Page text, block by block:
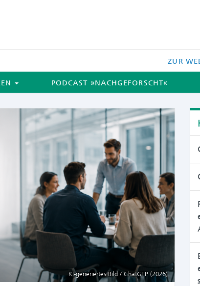
ZUR
PODCAST »NACHGEFORSCHT«
KI-generiertes Bild / ChatGTP (2026)